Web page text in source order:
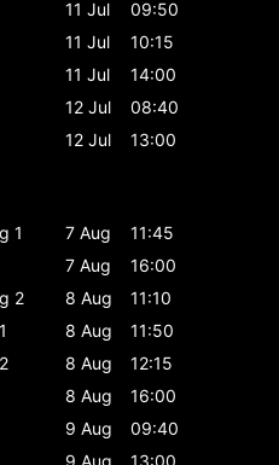
11 Jul
09:50
11 Jul
10:15
11 Jul
14:00
12 Jul
08:40
12 Jul
13:00
1 7 Aug
11:45
7 Aug
16:00
2 8 Aug
11:10
8 Aug
11:50
8 Aug
12:15
8 Aug
16:00
9 Aug
09:40
9 Aug
13:00